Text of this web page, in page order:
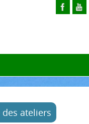
ateliers